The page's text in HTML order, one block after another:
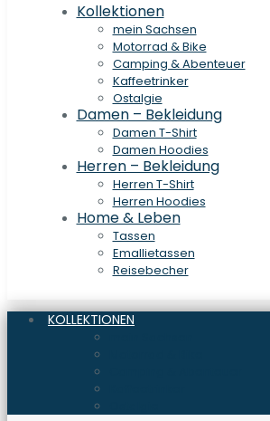
Kollektionen
mein Sachsen
Motorrad & Bike
Camping & Abenteuer
Kaffeetrinker
Ostalgie
Damen – Bekleidung
Damen T-Shirt
Damen Hoodies
Herren – Bekleidung
Herren T-Shirt
Herren Hoodies
Home & Leben
Tassen
Emallietassen
Reisebecher
KOLLEKTIONEN